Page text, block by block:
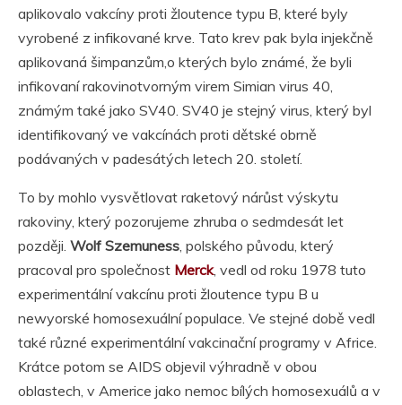
aplikovalo vakcíny proti žloutence typu B, které byly
vyrobené z infikované krve. Tato krev pak byla injekčně
aplikovaná šimpanzům,o kterých bylo známé, že byli
infikovaní rakovinotvorným virem Simian virus 40,
známým také jako SV40. SV40 je stejný virus, který byl
identifikovaný ve vakcínách proti dětské obrně
podávaných v padesátých letech 20. století.
To by mohlo vysvětlovat raketový nárůst výskytu
rakoviny, který pozorujeme zhruba o sedmdesát let
později. Wolf Szemuness, polského původu, který
pracoval pro společnost Merck, vedl od roku 1978 tuto
experimentální vakcínu proti žloutence typu B u
newyorské homosexuální populace. Ve stejné době vedl
také různé experimentální vakcinační programy v Africe.
Krátce potom se AIDS objevil výhradně v obou
oblastech, v Americe jako nemoc bílých homosexuálů a v